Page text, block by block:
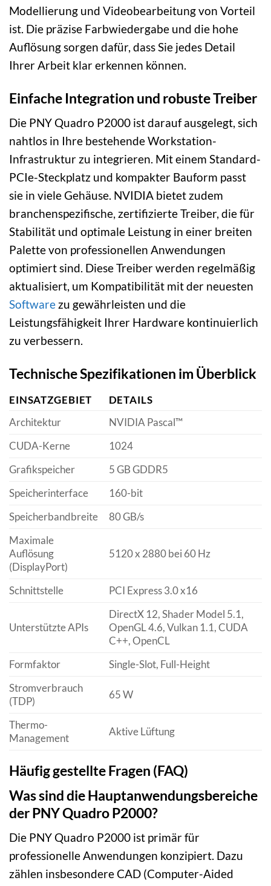
Modellierung und Videobearbeitung von Vorteil
ist. Die präzise Farbwiedergabe und die hohe
Auflösung sorgen dafür, dass Sie jedes Detail
Ihrer Arbeit klar erkennen können.
Einfache Integration und robuste Treiber
Die PNY Quadro P2000 ist darauf ausgelegt, sich
nahtlos in Ihre bestehende Workstation-
Infrastruktur zu integrieren. Mit einem Standard-
PCIe-Steckplatz und kompakter Bauform passt
sie in viele Gehäuse. NVIDIA bietet zudem
branchenspezifische, zertifizierte Treiber, die für
Stabilität und optimale Leistung in einer breiten
Palette von professionellen Anwendungen
optimiert sind. Diese Treiber werden regelmäßig
aktualisiert, um Kompatibilität mit der neuesten
Software zu gewährleisten und die
Leistungsfähigkeit Ihrer Hardware kontinuierlich
zu verbessern.
Technische Spezifikationen im Überblick
EINSATZGEBIET
DETAILS
Architektur
NVIDIA Pascal™
CUDA-Kerne
1024
Grafikspeicher
5 GB GDDR5
Speicherinterface
160-bit
Speicherbandbreite
80 GB/s
Maximale
Auflösung
(DisplayPort)
5120 x 2880 bei 60 Hz
Schnittstelle PCI Express 3.0 x16
Unterstützte APIs
DirectX 12, Shader Model 5.1,
OpenGL 4.6, Vulkan 1.1, CUDA
C++, OpenCL
Formfaktor
Single-Slot, Full-Height
Stromverbrauch
(TDP)
65 W
Thermo-
Management
Aktive Lüftung
Häufig gestellte Fragen (FAQ)
Was sind die Hauptanwendungsbereiche
der PNY Quadro P2000?
Die PNY Quadro P2000 ist primär für
professionelle Anwendungen konzipiert. Dazu
zählen insbesondere CAD (Computer-Aided